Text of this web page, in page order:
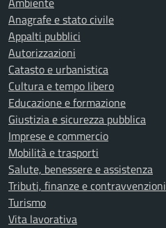
Anagrafe e stato civile
Appalti pubblici
Autorizzazioni
Catasto e urbanistica
Cultura e tempo libero
Educazione e formazione
Giustizia e sicurezza pubblica
Imprese e commercio
Mobilità e trasporti
Salute, benessere e assistenza
Tributi, finanze e contravvenzioni
Turismo
Vita lavorativa